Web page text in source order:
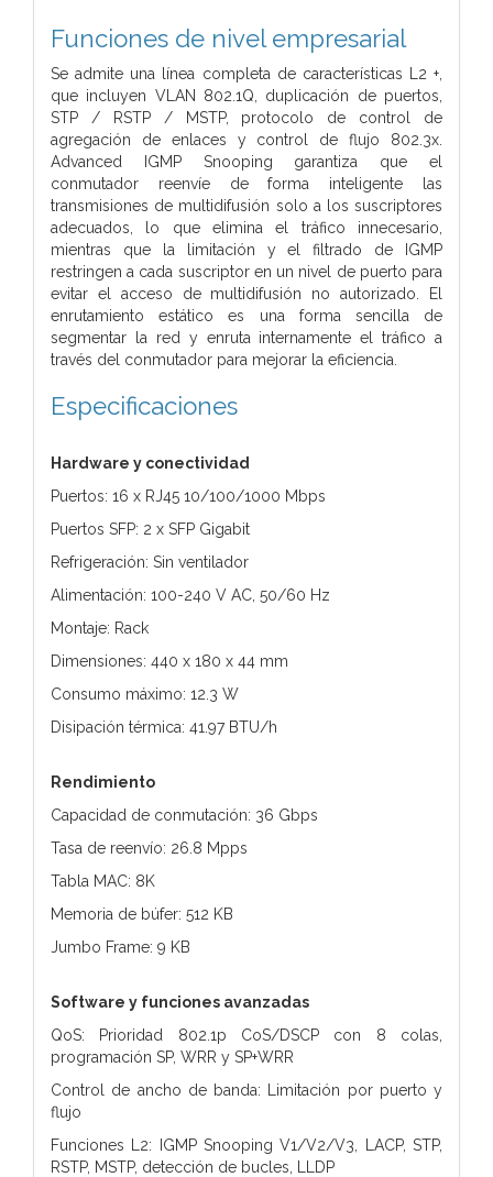
Funciones de nivel empresarial
Se admite una línea completa de características L2 +,
que incluyen VLAN 802.1Q, duplicación de puertos,
STP / RSTP / MSTP, protocolo de control de
agregación de enlaces y control de flujo 802.3x.
Advanced IGMP Snooping garantiza que el
conmutador reenvíe de forma inteligente las
transmisiones de multidifusión solo a los suscriptores
adecuados, lo que elimina el tráfico innecesario,
mientras que la limitación y el filtrado de IGMP
restringen a cada suscriptor en un nivel de puerto para
evitar el acceso de multidifusión no autorizado. El
enrutamiento estático es una forma sencilla de
segmentar la red y enruta internamente el tráfico a
través del conmutador para mejorar la eficiencia.
Especificaciones
Hardware y conectividad
Puertos: 16 x RJ45 10/100/1000 Mbps
Puertos SFP: 2 x SFP Gigabit
Refrigeración: Sin ventilador
Alimentación: 100-240 V AC, 50/60 Hz
Montaje: Rack
Dimensiones: 440 x 180 x 44 mm
Consumo máximo: 12.3 W
Disipación térmica: 41.97 BTU/h
Rendimiento
Capacidad de conmutación: 36 Gbps
Tasa de reenvío: 26.8 Mpps
Tabla MAC: 8K
Memoria de búfer: 512 KB
Jumbo Frame: 9 KB
Software y funciones avanzadas
QoS: Prioridad 802.1p CoS/DSCP con 8 colas,
programación SP, WRR y SP+WRR
Control de ancho de banda: Limitación por puerto y
flujo
Funciones L2: IGMP Snooping V1/V2/V3, LACP, STP,
RSTP, MSTP, detección de bucles, LLDP